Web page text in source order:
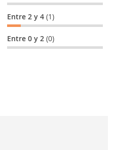
Entre 2 y 4(1)
Entre 0 y 2(0)